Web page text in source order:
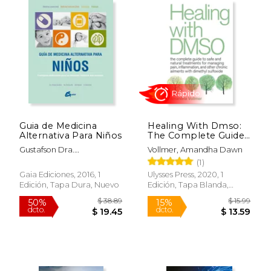
44% 15%
dcto.
Guia de Medicina
Alternativa Para Niños
Gustafson Dra.
Gaia Ediciones, 2016, 1
Edición, Tapa Dura, Nuevo
Healing With Dmso:
The Complete Guide
to Safe and Natural
Treatments for
Managing Pain,
Inflammation, and
Other Chronic
Dimethyl Sulfoxide
(en Inglés)
Vollmer, Amandha Dawn
(1)
Ulysses Press, 2020, 1
Edición, Tapa Blanda,
Nuevo